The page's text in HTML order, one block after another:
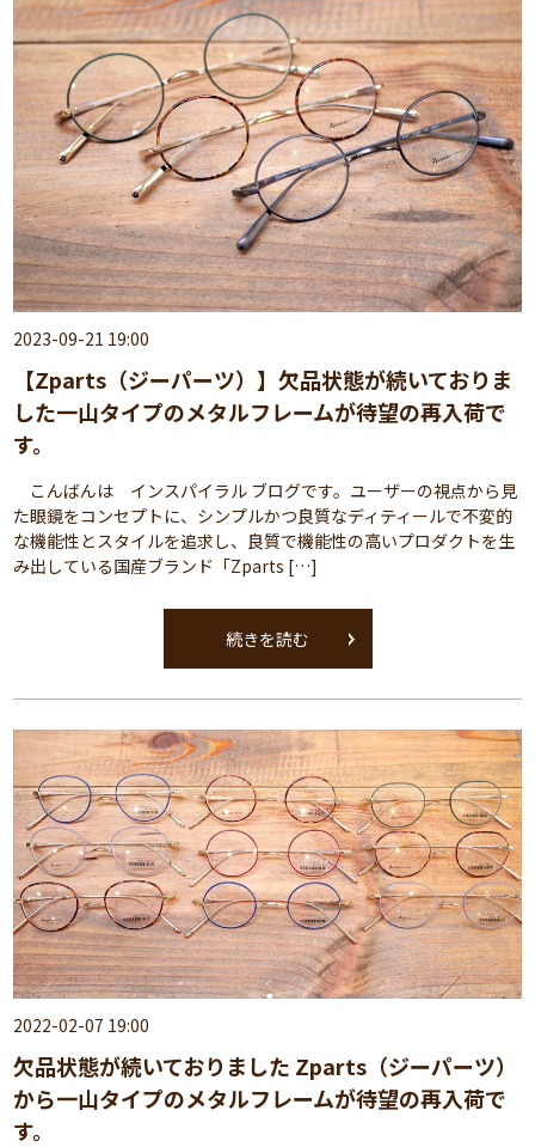
2023-09-21 19:00
【Zparts（ジーパーツ）】欠品状態が続いておりま
した一山タイプのメタルフレームが待望の再入荷で
す。
こんばんは インスパイラル ブログです。ユーザーの視点から見
た眼鏡をコンセプトに、シンプルかつ良質なディティールで不変的
な機能性とスタイルを追求し、良質で機能性の高いプロダクトを生
み出している国産ブランド「Zparts […]
続きを読む
2022-02-07 19:00
欠品状態が続いておりました Zparts（ジーパーツ）
から一山タイプのメタルフレームが待望の再入荷で
す。